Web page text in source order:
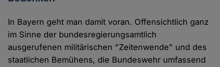
In Bayern geht man damit voran. Offensichtlich ganz
im Sinne der bundesregierungsamtlich
ausgerufenen militärischen "Zeitenwende" und des
staatlichen Bemühens, die Bundeswehr umfassend